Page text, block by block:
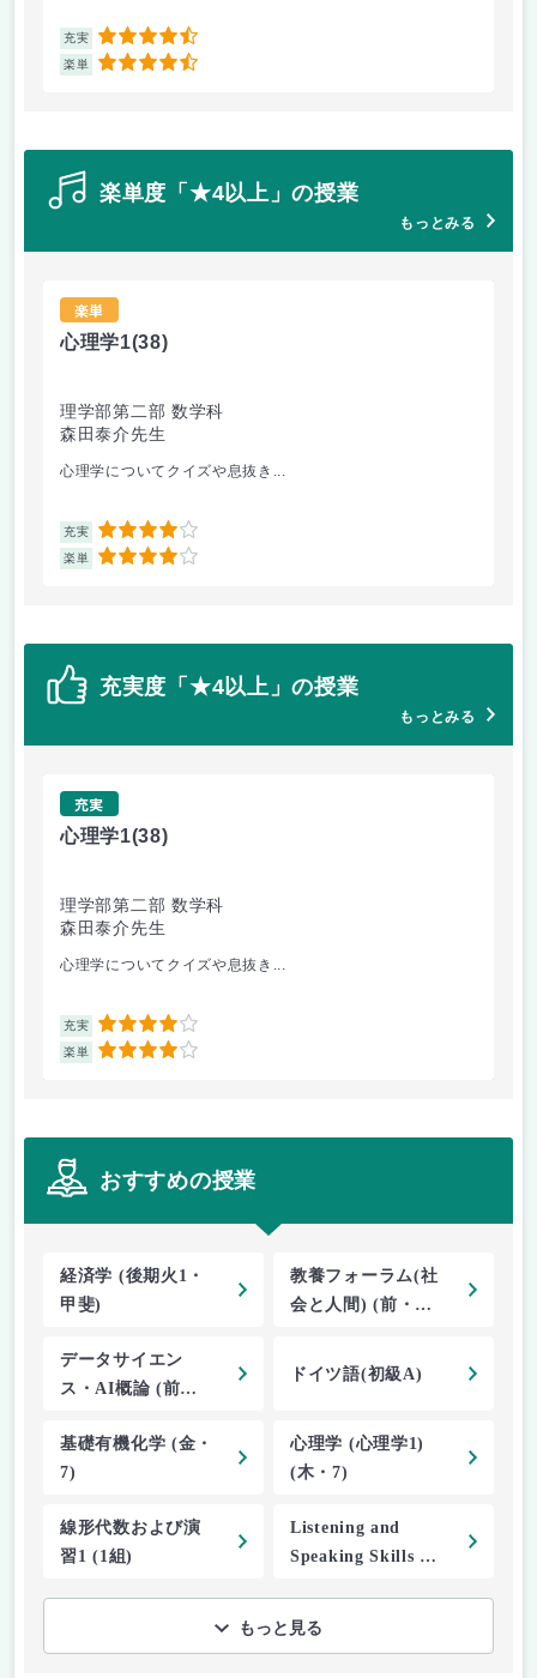
充実 4.5
楽単 4.5
楽単度「★4以上」の授業
もっとみる
楽単
心理学1(38)
理学部第二部 数学科
森田泰介先生
心理学についてクイズや息抜き...
充実 4
楽単 4
充実度「★4以上」の授業
もっとみる
充実
心理学1(38)
理学部第二部 数学科
森田泰介先生
心理学についてクイズや息抜き...
充実 4
楽単 4
おすすめの授業
経済学 (後期火1・
甲斐)
教養フォーラム(社
会と人間) (前・木
データサイエン
ス・AI概論 (前期
ドイツ語(初級A)
基礎有機化学 (金・
7)
心理学 (心理学1)
(木・7)
線形代数および演
習1 (1組)
Listening and
Speaking Skills 2
もっと見る